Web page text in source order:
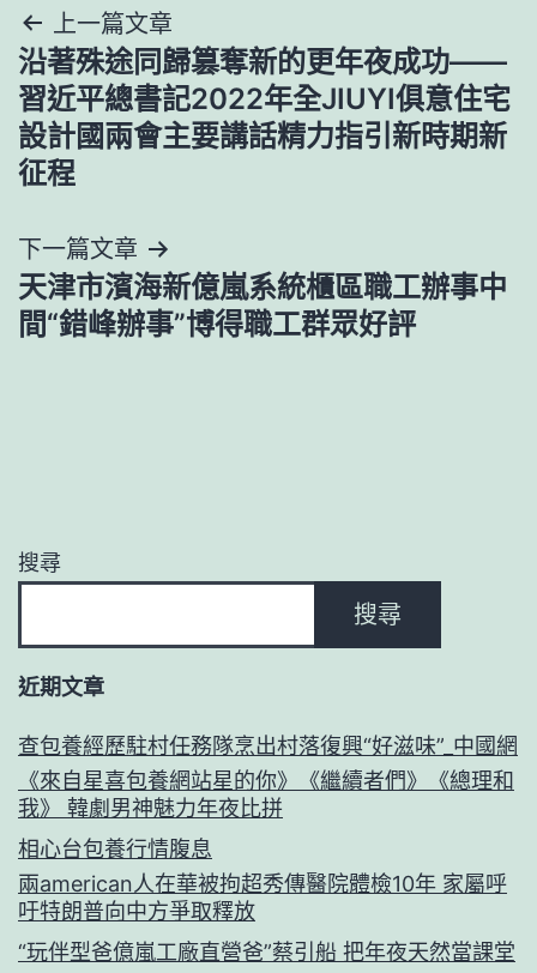
文
章
導
覽
上一篇文章
沿著殊途同歸篡奪新的更年夜成功——
習近平總書記2022年全JIUYI俱意住宅
設計國兩會主要講話精力指引新時期新
征程
下一篇文章
天津市濱海新億嵐系統櫃區職工辦事中
間“錯峰辦事”博得職工群眾好評
搜尋
搜尋
近期文章
查包養經歷駐村任務隊烹出村落復興“好滋味”_中國網
《來自星喜包養網站星的你》《繼續者們》《總理和
我》 韓劇男神魅力年夜比拼
相心台包養行情腹息
兩american人在華被拘超秀傳醫院體檢10年 家屬呼
吁特朗普向中方爭取釋放
“玩伴型爸億嵐工廠直營爸”蔡引船 把年夜天然當課堂